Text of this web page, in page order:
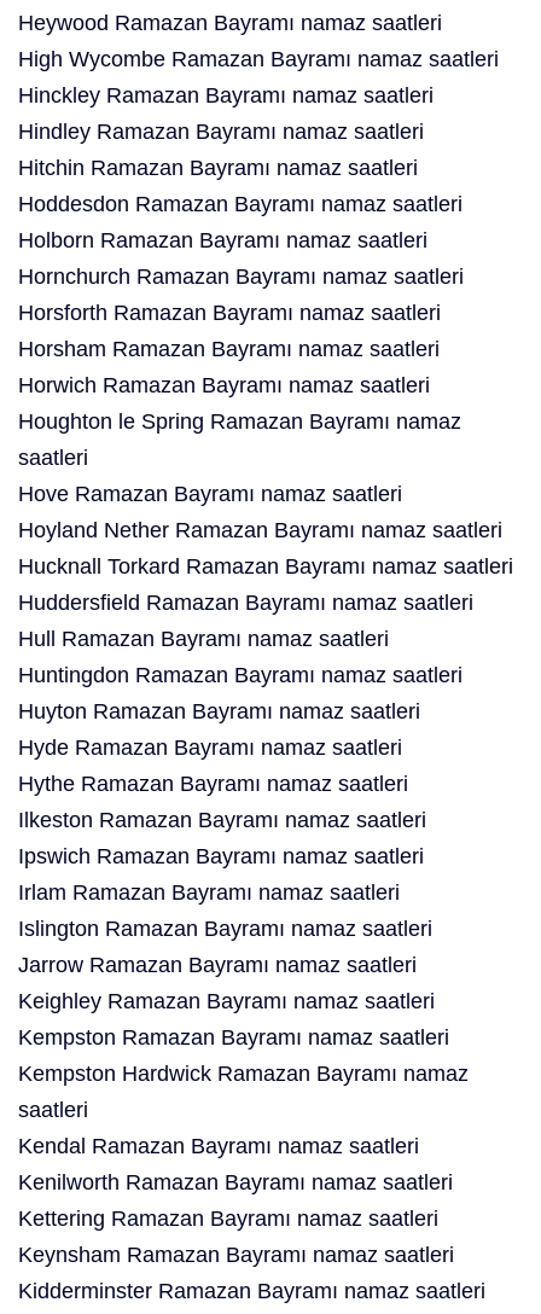
Heywood Ramazan Bayramı namaz saatleri
High Wycombe Ramazan Bayramı namaz saatleri
Hinckley Ramazan Bayramı namaz saatleri
Hindley Ramazan Bayramı namaz saatleri
Hitchin Ramazan Bayramı namaz saatleri
Hoddesdon Ramazan Bayramı namaz saatleri
Holborn Ramazan Bayramı namaz saatleri
Hornchurch Ramazan Bayramı namaz saatleri
Horsforth Ramazan Bayramı namaz saatleri
Horsham Ramazan Bayramı namaz saatleri
Horwich Ramazan Bayramı namaz saatleri
Houghton le Spring Ramazan Bayramı namaz
saatleri
Hove Ramazan Bayramı namaz saatleri
Hoyland Nether Ramazan Bayramı namaz saatleri
Hucknall Torkard Ramazan Bayramı namaz saatleri
Huddersfield Ramazan Bayramı namaz saatleri
Hull Ramazan Bayramı namaz saatleri
Huntingdon Ramazan Bayramı namaz saatleri
Huyton Ramazan Bayramı namaz saatleri
Hyde Ramazan Bayramı namaz saatleri
Hythe Ramazan Bayramı namaz saatleri
Ilkeston Ramazan Bayramı namaz saatleri
Ipswich Ramazan Bayramı namaz saatleri
Irlam Ramazan Bayramı namaz saatleri
Islington Ramazan Bayramı namaz saatleri
Jarrow Ramazan Bayramı namaz saatleri
Keighley Ramazan Bayramı namaz saatleri
Kempston Ramazan Bayramı namaz saatleri
Kempston Hardwick Ramazan Bayramı namaz
saatleri
Kendal Ramazan Bayramı namaz saatleri
Kenilworth Ramazan Bayramı namaz saatleri
Kettering Ramazan Bayramı namaz saatleri
Keynsham Ramazan Bayramı namaz saatleri
Kidderminster Ramazan Bayramı namaz saatleri